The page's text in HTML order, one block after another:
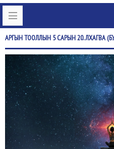
АРГЫНТООЛЛЫН 5 САРЫН 20. ЛХАГВА